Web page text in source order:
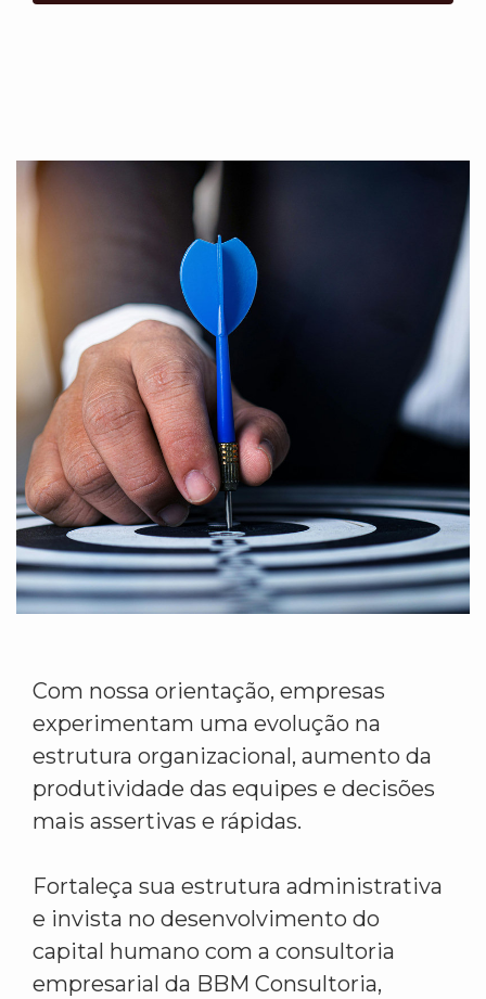
Com nossa orientação, empresas
experimentam uma evolução na
estrutura organizacional, aumento da
produtividade das equipes e decisões
mais assertivas e rápidas.
Fortaleça sua estrutura administrativa
e invista no desenvolvimento do
capital humano com a consultoria
empresarial da BBM Consultoria,